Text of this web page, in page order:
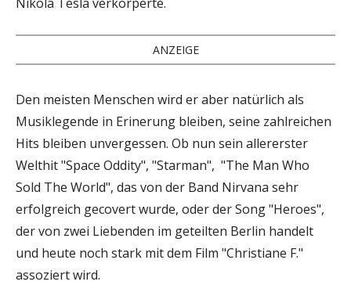
ANZEIGE
Den meisten Menschen wird er aber natürlich als
Musiklegende in Erinerung bleiben, seine zahlreichen
Hits bleiben unvergessen. Ob nun sein allererster
Welthit "Space Oddity", "Starman", "The Man Who
Sold The World", das von der Band Nirvana sehr
erfolgreich gecovert wurde, oder der Song "Heroes",
der von zwei Liebenden im geteilten Berlin handelt
und heute noch stark mit dem Film "Christiane F."
assoziert wird.